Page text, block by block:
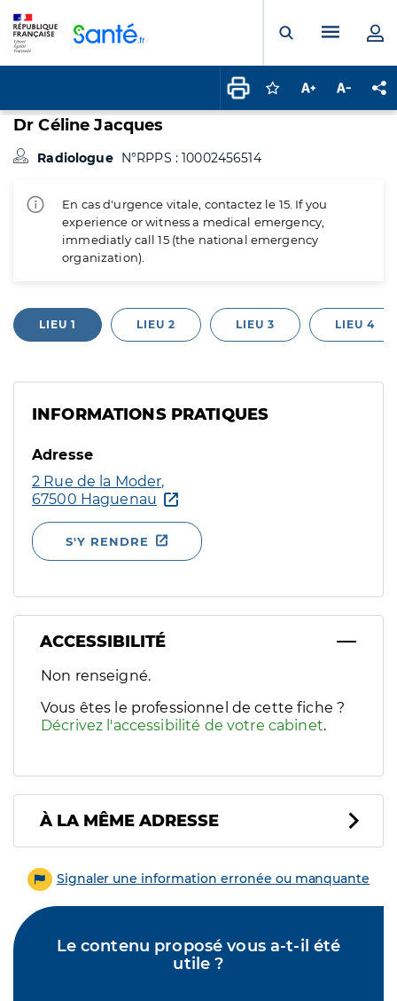
Ouvrir laMenu
Connectez-vous
Augmenter la
Dr Céline Jacques
Radiologue N°RPPS : 10002456514
En cas d'urgence vitale, contactez le 15. If you
experience or witness a medical emergency,
immediatly call 15 (the national emergency
organization).
LIEU 1 LIEU 2 LIEU 3 LIEU 4
INFORMATIONS PRATIQUES
Adresse
2 Rue de la Moder,
67500 Haguenau
S'Y RENDRE
ACCESSIBILITÉ
Filtres
Sélectionnez un ou plusieurs handicaps/besoins
Non renseigné.
Vous êtes le professionnel de cette fiche ?
Décrivez l'accessibilité de votre cabinet.
À LA MÊME ADRESSE
Signaler une information erronée ou manquante
Le contenu proposé vous a-t-il été
utile ?